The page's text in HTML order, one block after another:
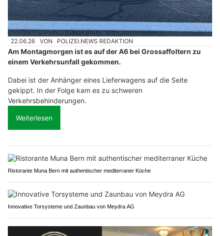
22.06.26 VON POLIZEI.NEWS REDAKTION
Am Montagmorgen ist es auf der A6 bei Grossaffoltern zu
einem Verkehrsunfall gekommen.
Dabei ist der Anhänger eines Lieferwagens auf die Seite
gekippt. In der Folge kam es zu schweren
Verkehrsbehinderungen.
Weiterlesen
Ristorante Muna Bern mit authentischer mediterraner Küche
Innovative Torsysteme und Zaunbau von Meydra AG